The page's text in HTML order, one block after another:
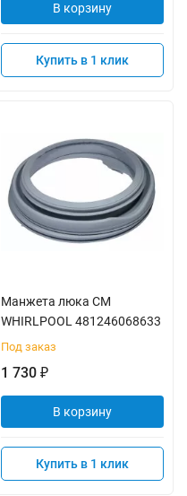
В корзину
Купить в 1 клик
Манжета люка СМ
WHIRLPOOL 481246068633
Под заказ
1 730 ₽
В корзину
Купить в 1 клик